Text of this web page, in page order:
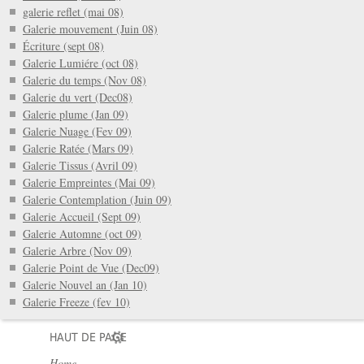
galerie reflet (mai 08)
Galerie mouvement (Juin 08)
Écriture (sept 08)
Galerie Lumiére (oct 08)
Galerie du temps (Nov 08)
Galerie du vert (Dec08)
Galerie plume (Jan 09)
Galerie Nuage (Fev 09)
Galerie Ratée (Mars 09)
Galerie Tissus (Avril 09)
Galerie Empreintes (Mai 09)
Galerie Contemplation (Juin 09)
Galerie Accueil (Sept 09)
Galerie Automne (oct 09)
Galerie Arbre (Nov 09)
Galerie Point de Vue (Dec09)
Galerie Nouvel an (Jan 10)
Galerie Freeze (fev 10)
HAUT DE PAGE